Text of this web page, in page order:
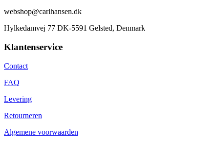
webshop@carlhansen.dk
Hylkedamvej 77 DK-5591 Gelsted, Denmark
Klantenservice
Contact
FAQ
Levering
Retourneren
Algemene voorwaarden